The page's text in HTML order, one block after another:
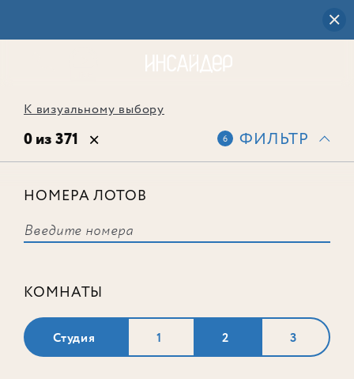
К визуальному выбору
0 из 371 6 ФИЛЬТР
НОМЕРА ЛОТОВ
КОМНАТЫ
Студия 1 2 3
соответствует ни одного лота